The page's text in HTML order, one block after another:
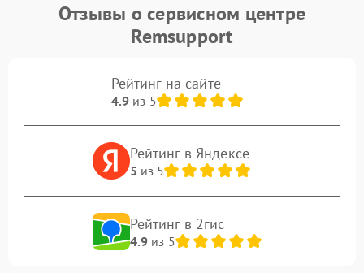
Отзывы о сервисном центре
Remsupport
Рейтинг на сайте
4.9из 5
Рейтинг в Яндексе
5 из 5
Рейтинг в 2гис
4.9из 5